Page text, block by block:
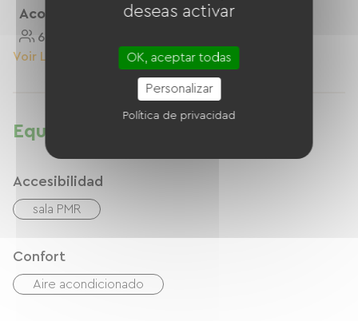
Acondicionado
6 Personnes
Voir Le Logement
Equipamientos
Accesibilidad
sala PMR
Confort
Aire acondicionado
deseas activar
OK, aceptar todas
Personalizar
Política de privacidad